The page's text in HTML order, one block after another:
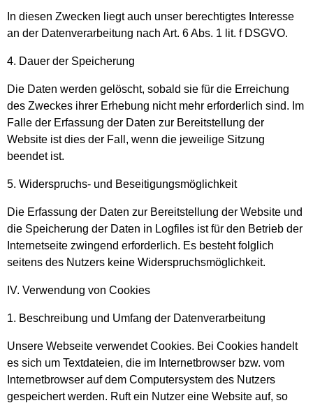
In diesen Zwecken liegt auch unser berechtigtes Interesse
an der Datenverarbeitung nach Art. 6 Abs. 1 lit. f DSGVO.
4. Dauer der Speicherung
Die Daten werden gelöscht, sobald sie für die Erreichung
des Zweckes ihrer Erhebung nicht mehr erforderlich sind. Im
Falle der Erfassung der Daten zur Bereitstellung der
Website ist dies der Fall, wenn die jeweilige Sitzung
beendet ist.
5. Widerspruchs- und Beseitigungsmöglichkeit
Die Erfassung der Daten zur Bereitstellung der Website und
die Speicherung der Daten in Logfiles ist für den Betrieb der
Internetseite zwingend erforderlich. Es besteht folglich
seitens des Nutzers keine Widerspruchsmöglichkeit.
IV. Verwendung von Cookies
1. Beschreibung und Umfang der Datenverarbeitung
Unsere Webseite verwendet Cookies. Bei Cookies handelt
es sich um Textdateien, die im Internetbrowser bzw. vom
Internetbrowser auf dem Computersystem des Nutzers
gespeichert werden. Ruft ein Nutzer eine Website auf, so